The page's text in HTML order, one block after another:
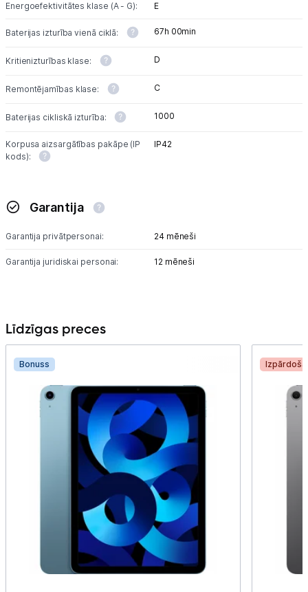
Energoefektivitātes klase (A - G): E
Baterijas izturība vienā ciklā: 67h 00min
Kritienizturības klase: D
Remontējamības klase: C
Baterijas cikliskā izturība: 1000
Korpusa aizsargātības pakāpe (IP
kods):
IP42
Garantija
Garantija privātpersonai: 24 mēneši
Garantija juridiskai personai: 12 mēneši
Līdzīgas preces
Bonuss